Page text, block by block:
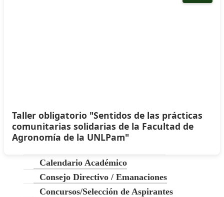
Taller obligatorio "Sentidos de las prácticas
comunitarias solidarias de la Facultad de
Agronomía de la UNLPam"
Calendario Académico
Consejo Directivo / Emanaciones
Concursos/Selección de Aspirantes